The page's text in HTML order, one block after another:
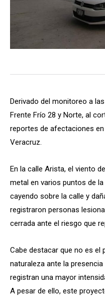
Derivado del monitoreo a
Frente Frío 28 y Norte, al
reportes de afectaciones
Veracruz.
En la calle Arista, el viento
metal en varios puntos de
cayendo sobre la calle y
registraron personas
cerrada ante el riesgo que
Cabe destacar que no es el
naturaleza ante la
registran una mayor
A pesar de ello, este